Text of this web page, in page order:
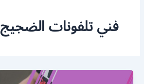
فني تلفونات الضجيج